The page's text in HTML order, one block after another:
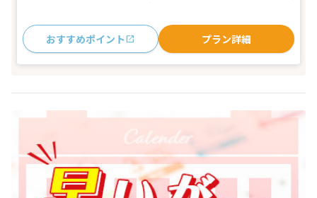
おすすめポイント プラン詳細